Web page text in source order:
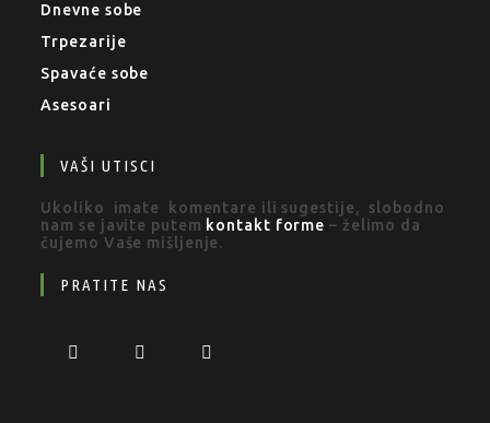
Dnevne sobe
Trpezarije
Spavaće sobe
Asesoari
VAŠI UTISCI
Ukoliko imate komentare ili sugestije, slobodno
nam se javite putem kontakt forme – želimo da
čujemo Vaše mišljenje.
PRATITE NAS